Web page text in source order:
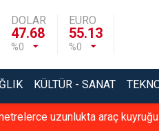
DOLAR
47.68
%0
EURO
55.13
%0
KÜLTÜR - SANAT
uzunlukta araç